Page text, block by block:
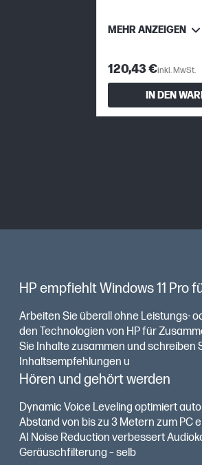
MEHR ANZEIGEN
120,43 €inkl. MwSt.
IN DEN
HP empfiehlt Windows 11 Pro
Arbeiten Sie überall ohne Leistungs-
den Technologien von HP für
Sie Inhalte zusammen und schreiben
Inhaltsempfehlungen u
Hören und gehört werden
Dynamic Voice Leveling optimiert
Abstand von bis zu 3 Metern zum PC
AI Noise Reduction verbessert
Geräuschfilterung – selb